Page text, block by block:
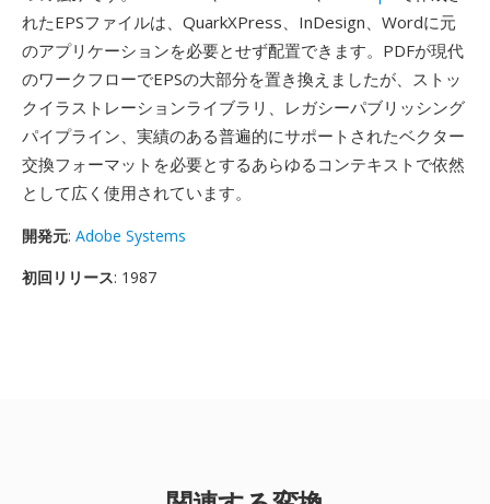
れたEPSファイルは、QuarkXPress、InDesign、Wordに元
のアプリケーションを必要とせず配置できます。PDFが現代
のワークフローでEPSの大部分を置き換えましたが、ストッ
クイラストレーションライブラリ、レガシーパブリッシング
パイプライン、実績のある普遍的にサポートされたベクター
交換フォーマットを必要とするあらゆるコンテキストで依然
として広く使用されています。
開発元: Adobe Systems
初回リリース: 1987